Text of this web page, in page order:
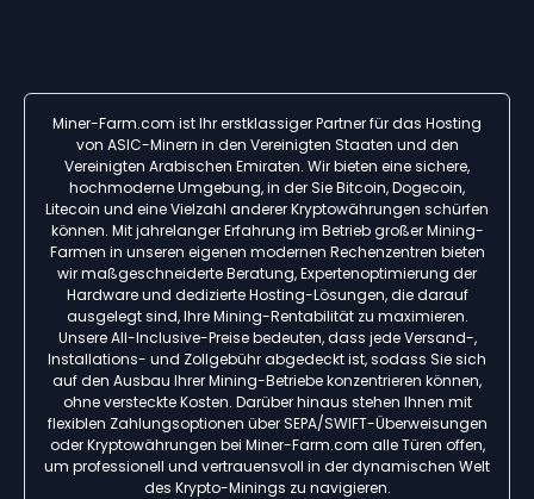
Miner-Farm.com ist Ihr erstklassiger Partner für das Hosting
von ASIC-Minern in den Vereinigten Staaten und den
Vereinigten Arabischen Emiraten. Wir bieten eine sichere,
hochmoderne Umgebung, in der Sie Bitcoin, Dogecoin,
Litecoin und eine Vielzahl anderer Kryptowährungen schürfen
können. Mit jahrelanger Erfahrung im Betrieb großer Mining-
Farmen in unseren eigenen modernen Rechenzentren bieten
wir maßgeschneiderte Beratung, Expertenoptimierung der
Hardware und dedizierte Hosting-Lösungen, die darauf
ausgelegt sind, Ihre Mining-Rentabilität zu maximieren.
Unsere All-Inclusive-Preise bedeuten, dass jede Versand-,
Installations- und Zollgebühr abgedeckt ist, sodass Sie sich
auf den Ausbau Ihrer Mining-Betriebe konzentrieren können,
ohne versteckte Kosten. Darüber hinaus stehen Ihnen mit
flexiblen Zahlungsoptionen über SEPA/SWIFT-Überweisungen
oder Kryptowährungen bei Miner-Farm.com alle Türen offen,
um professionell und vertrauensvoll in der dynamischen Welt
des Krypto-Minings zu navigieren.